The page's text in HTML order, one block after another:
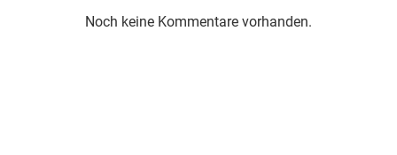
Noch keine Kommentare vorhanden.